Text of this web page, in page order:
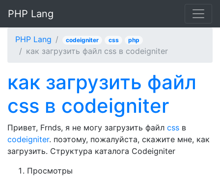
PHP Lang
PHP Lang codeigniter css php
как загрузить файл css в codeigniter
как загрузить файл
css в codeigniter
Привет, Frnds, я не могу загрузить файл css в
codeigniter. поэтому, пожалуйста, скажите мне, как
загрузить. Структура каталога Codeigniter
Просмотры